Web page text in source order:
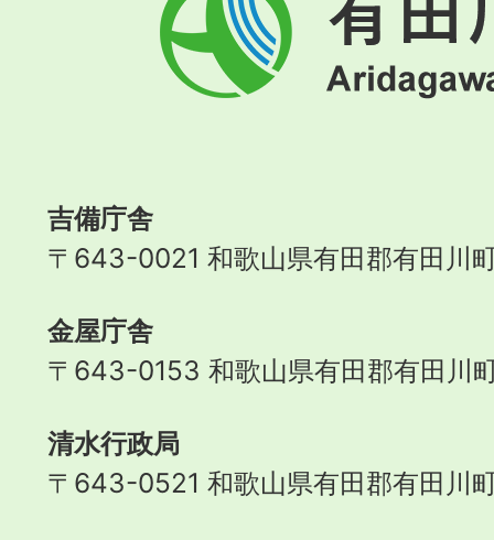
田
川
町
吉備庁舎
〒643-0021 和歌山県有田郡有田川
金屋庁舎
〒643-0153 和歌山県有田郡有田川
清水行政局
〒643-0521 和歌山県有田郡有田川